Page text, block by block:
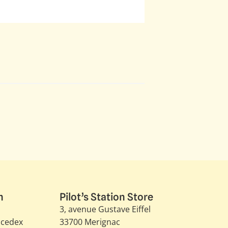
Pilot’s Station Store
3, avenue Gustave Eiffel​
33700 Merignac